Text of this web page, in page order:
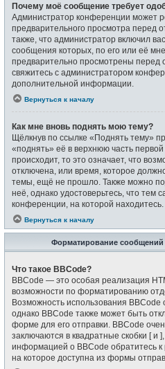
Почему моё сообщение требует
Администратор конференции может
предварительного просмотра перед
также, что администратор включил
сообщения которых, по его или её
предварительно просмотрены перед
свяжитесь с администратором
дополнительной информации.
Вернуться к началу
Как мне вновь поднять мою тему?
Щёлкнув по ссылке «Поднять тему»
«поднять» её в верхнюю часть
происходит, то это означает, что
отключена, или время, которое
темы, ещё не прошло. Также можно
неё, однако удостоверьтесь, что
конференции, на которой находитесь.
Вернуться к началу
Форматирование сообщений
Что такое BBCode?
BBCode — это особая реализация
возможности по форматированию
Возможность использования
однако BBCode также может быть
форме для его отправки. BBCode
заключаются в квадратные скобки [ и
информацией о BBCode обратитесь к
на которое доступна из формы